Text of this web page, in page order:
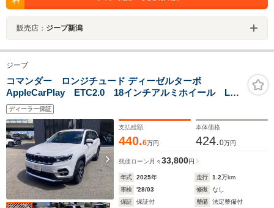
販売店： ジープ新潟
ジープ
コマンダー ロンジチュード ディーゼルターボ
AppleCarPlay ETC2.0 18インチアルミホイール LED
ライト 電動パワーリフトゲート 純正ナビゲーショ
ン アダクティブクルーズコントロール
ディーラー保証
支払総額
440.6万円
本体価格
424.0万円
残価ローン 月々33,800円
年式 2025年 走行 1.2万km
車検
'28/03 修復
なし
保証
保証付 整備
法定整備付